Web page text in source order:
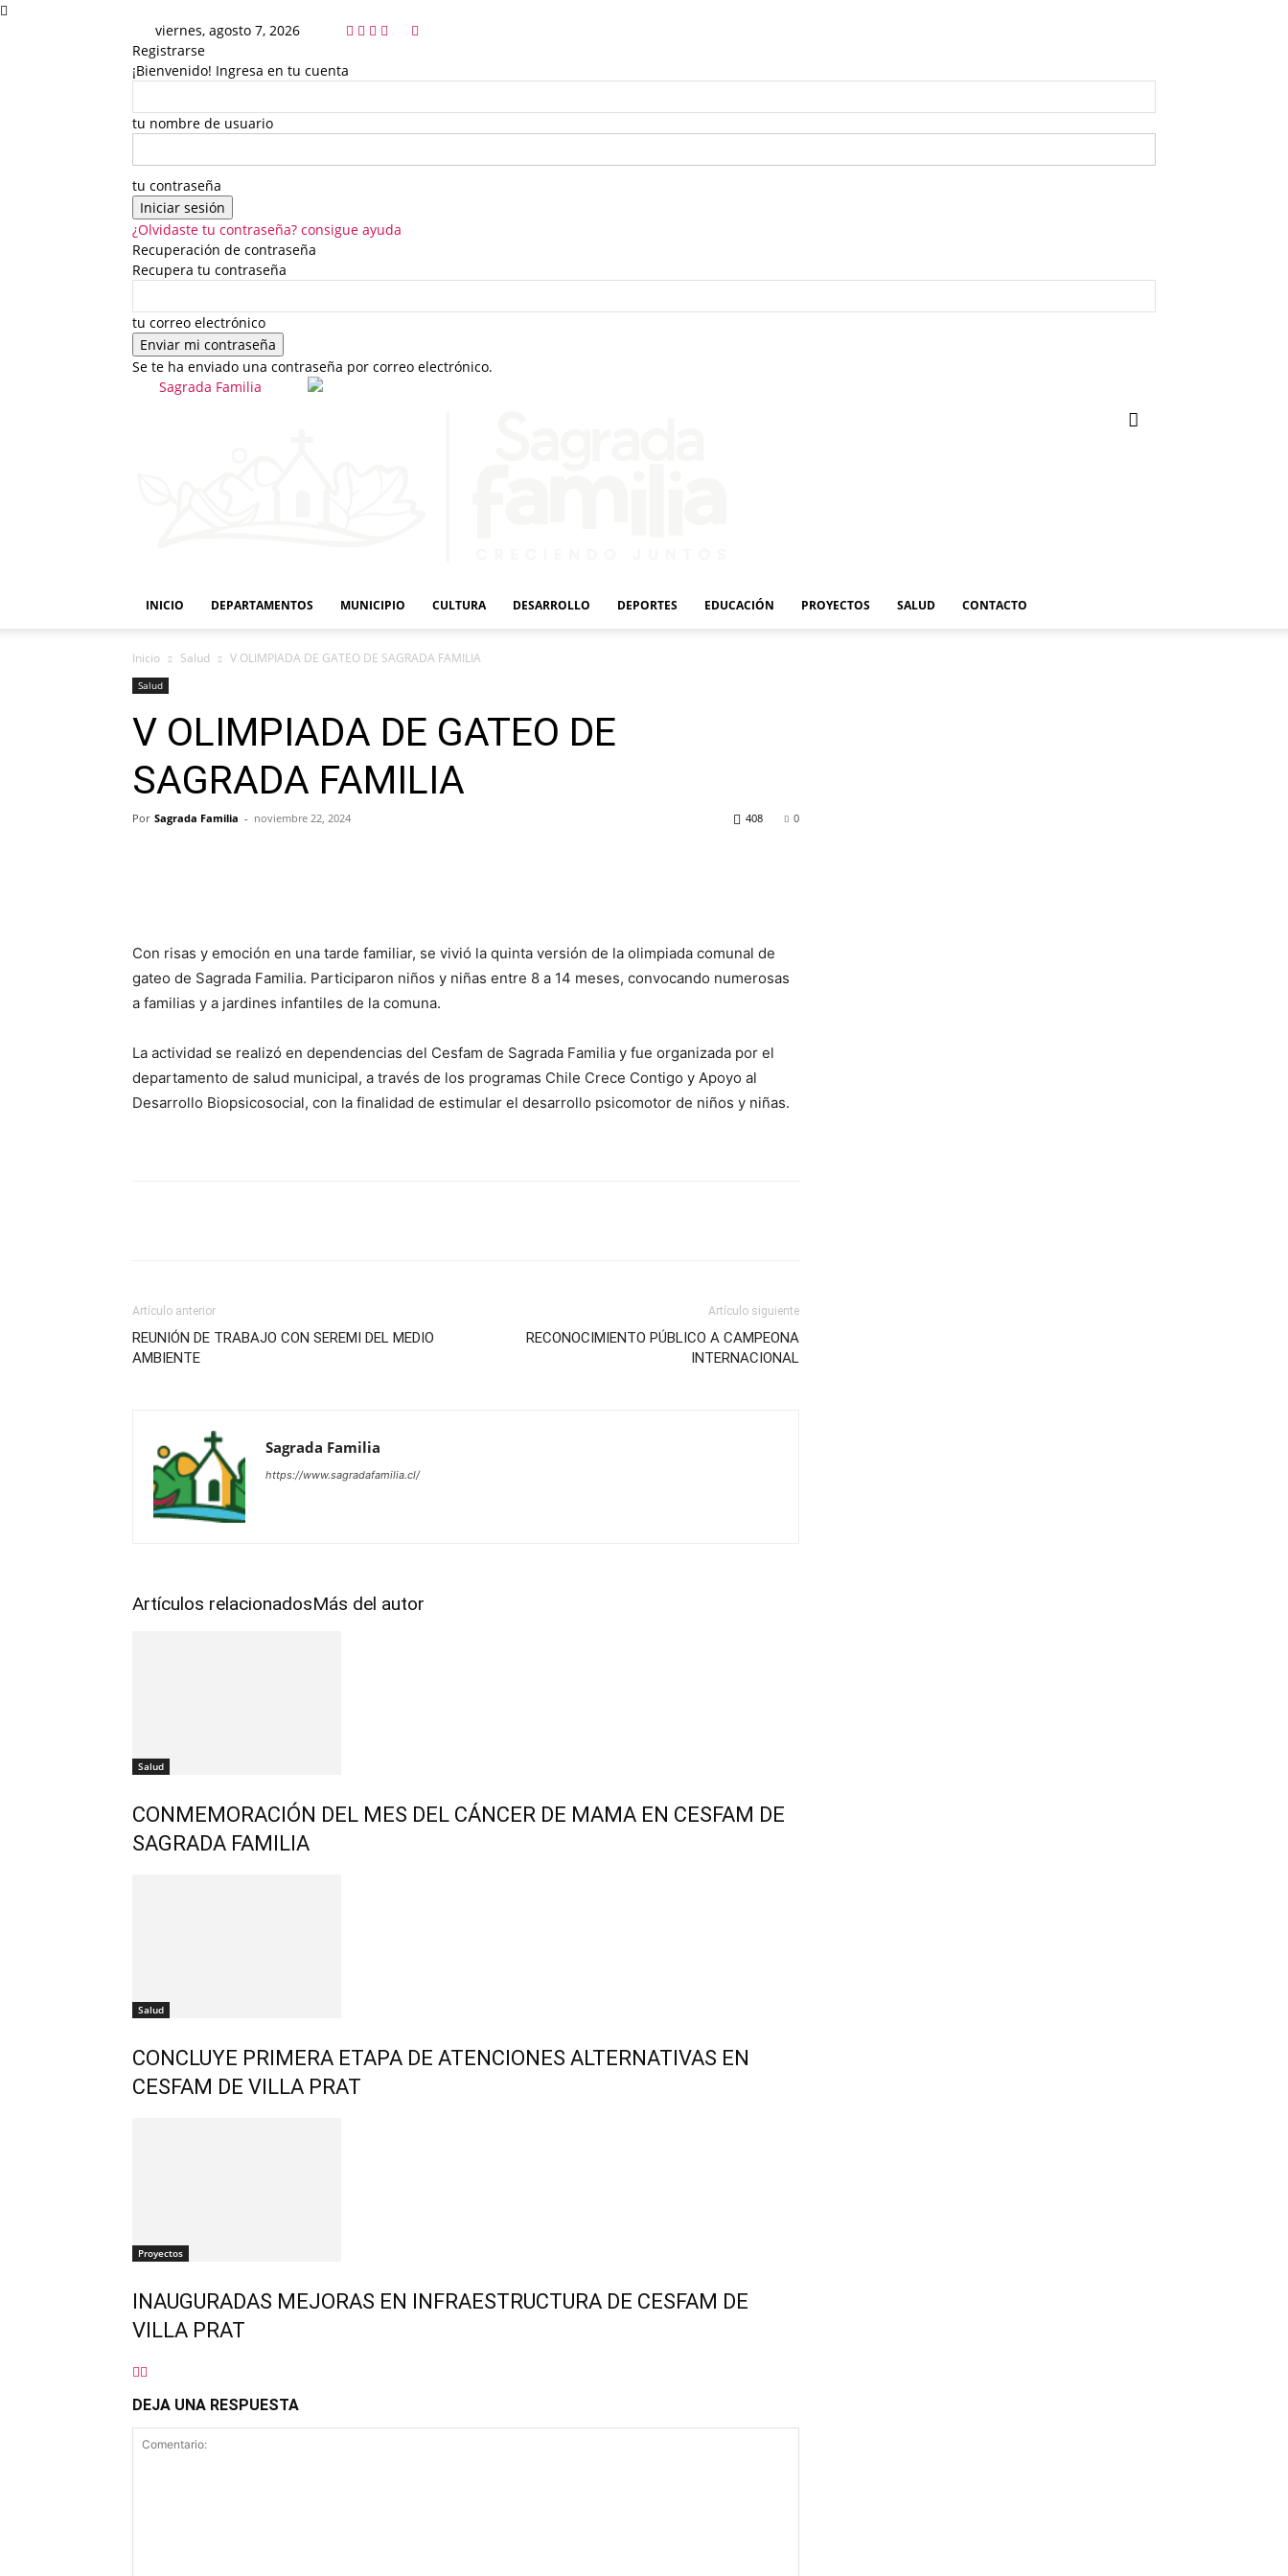
viernes, agosto 7, 2026
Registrarse
¡Bienvenido! Ingresa en tu cuenta
tu nombre de usuario
tu contraseña
¿Olvidaste tu contraseña? consigue ayuda
Recuperación de contraseña
Recupera tu contraseña
tu correo electrónico
Se te ha enviado una contraseña por correo electrónico.
Sagrada Familia
INICIO DEPARTAMENTOS MUNICIPIO CULTURA DESARROLLO DEPORTES EDUCACIÓN PROYECTOS SALUD CONTACTO
Inicio Salud V OLIMPIADA DE GATEO DE SAGRADA FAMILIA
Salud
V OLIMPIADA DE GATEO DE
SAGRADA FAMILIA
Por Sagrada Familia - noviembre 22, 2024 0
408
Con risas y emoción en una tarde familiar, se vivió la quinta versión de la olimpiada comunal de
gateo de Sagrada Familia. Participaron niños y niñas entre 8 a 14 meses, convocando numerosas
a familias y a jardines infantiles de la comuna.
La actividad se realizó en dependencias del Cesfam de Sagrada Familia y fue organizada por el
departamento de salud municipal, a través de los programas Chile Crece Contigo y Apoyo al
Desarrollo Biopsicosocial, con la finalidad de estimular el desarrollo psicomotor de niños y niñas.
Artículo anterior
REUNIÓN DE TRABAJO CON SEREMI DEL MEDIO
AMBIENTE
Artículo siguiente
RECONOCIMIENTO PÚBLICO A CAMPEONA
INTERNACIONAL
Sagrada Familia
https://www.sagradafamilia.cl/
Artículos relacionadosMás del autor
Salud
CONMEMORACIÓN DEL MES DEL CÁNCER DE MAMA EN CESFAM DE
SAGRADA FAMILIA
Salud
CONCLUYE PRIMERA ETAPA DE ATENCIONES ALTERNATIVAS EN
CESFAM DE VILLA PRAT
Proyectos
INAUGURADAS MEJORAS EN INFRAESTRUCTURA DE CESFAM DE
VILLA PRAT
DEJA UNA RESPUESTA